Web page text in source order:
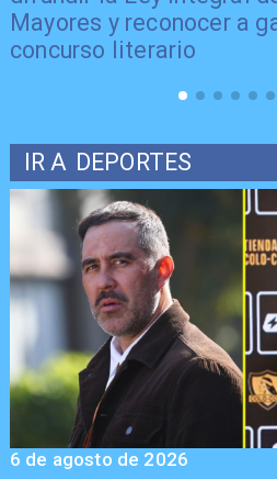
Mayores y reconocer a
concurso literario
IR A DEPORTES
6 de agosto de 2026